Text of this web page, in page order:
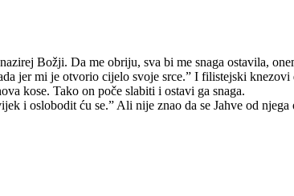
Božji. Da me obriju, sva bi me snaga ostavila,
jer mi je otvorio cijelo svoje srce.” I filistejski knezovi
kose. Tako on poče slabiti i ostavi ga snaga.
i oslobodit ću se.” Ali nije znao da se Jahve od njega